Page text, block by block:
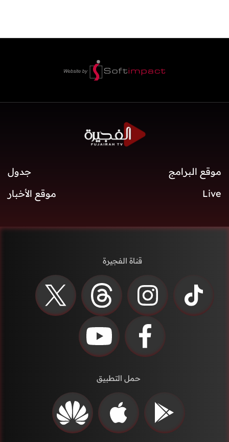
موقع البرامج
جدول
Live
موقع الأخبار
قناة الفجيرة
حمل التطبيق